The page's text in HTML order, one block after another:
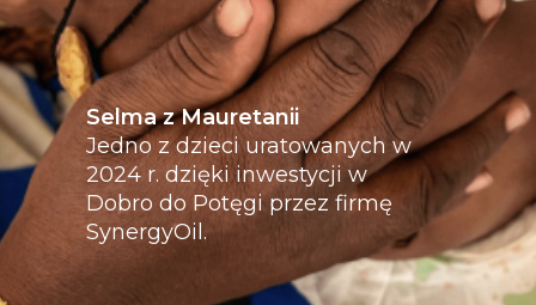
Selma z Mauretanii
Jedno z dzieci uratowanych w
2024 r. dzięki inwestycji w
Dobro do Potęgi przez firmę
SynergyOil.